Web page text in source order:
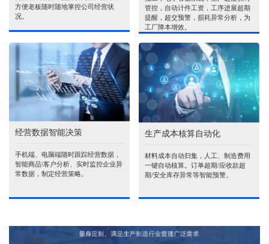
方便老板随时随地掌控公司经营状
况。
管控，自动计件工资，工序进展超期
提醒，超交预警，损耗异常分析，为
工厂降本增效。
经营数据智能决策
手机端、电脑端随时跟踪经营数据，
智能商品\客户分析、实时监控企业异
常数据，制定经营策略。
生产成本核算自动化
材料成本自动归集，人工、制造费用
一键自动核算。订单超期/应收款超
期/安全库存异常等智能预警。